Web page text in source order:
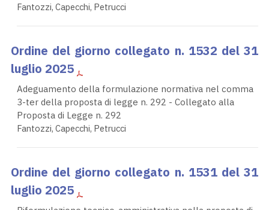
Fantozzi, Capecchi, Petrucci
Ordine del giorno collegato n. 1532 del 31
luglio 2025
Adeguamento della formulazione normativa nel comma
3-ter della proposta di legge n. 292 - Collegato alla
Proposta di Legge n. 292
Fantozzi, Capecchi, Petrucci
Ordine del giorno collegato n. 1531 del 31
luglio 2025